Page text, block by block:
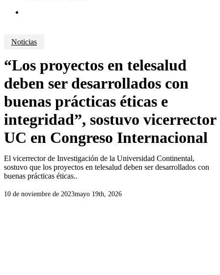
Noticias
“Los proyectos en telesalud
deben ser desarrollados con
buenas prácticas éticas e
integridad”, sostuvo vicerrector
UC en Congreso Internacional
El vicerrector de Investigación de la Universidad Continental,
sostuvo que los proyectos en telesalud deben ser desarrollados con
buenas prácticas éticas..
10 de noviembre de 2023mayo 19th, 2026